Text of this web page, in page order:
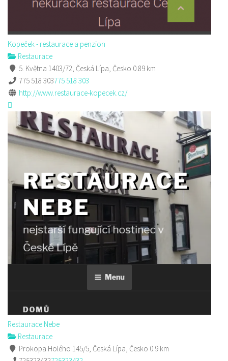
Kopeček - restaurace a penzion
Restaurace
5. Května 1403/72, Česká Lípa, Česko 0.89 km
775 518 303775 518 303
http://www.restaurace-kopecek.cz/
Restaurace Nebe
Restaurace
Prokopa Holého 145/5, Česká Lípa, Česko 0.9 km